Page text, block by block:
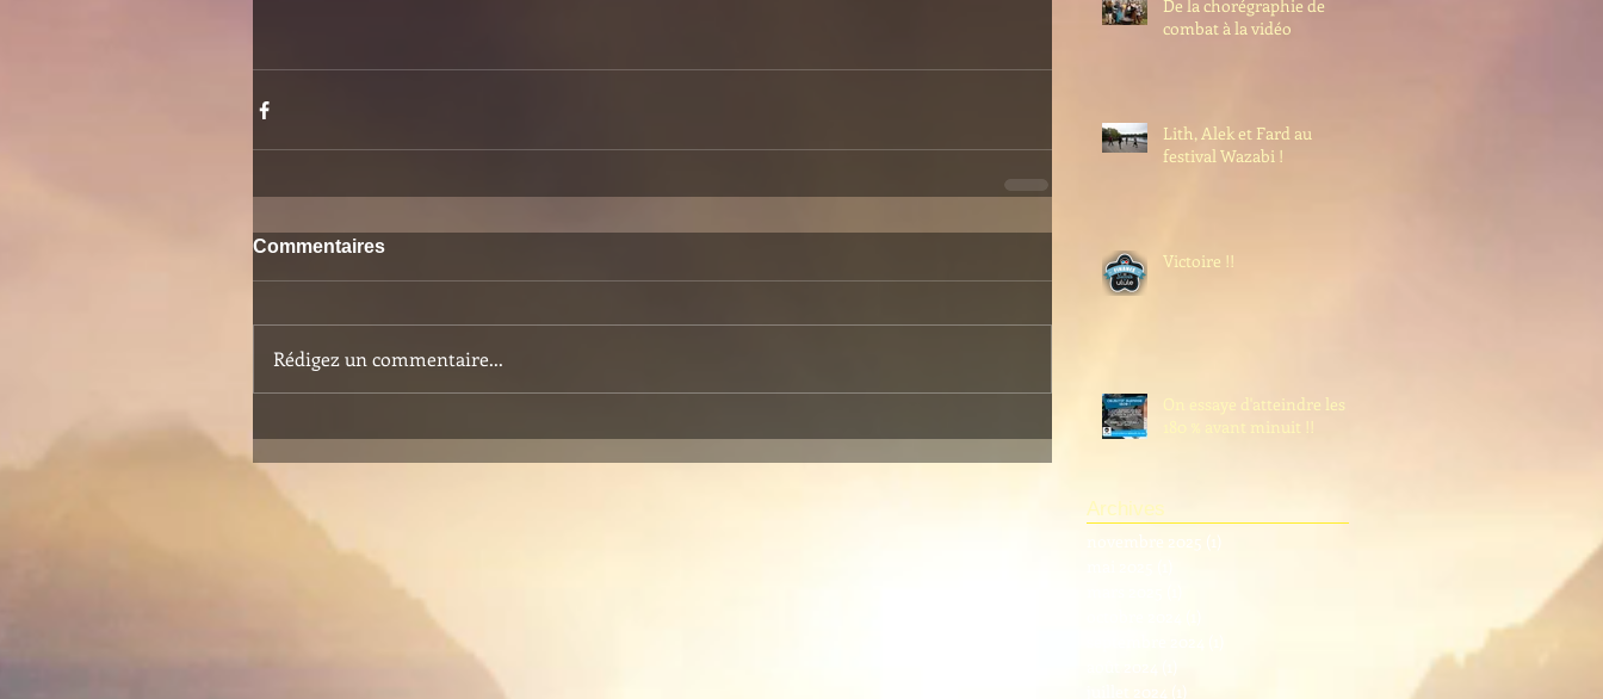
Commentaires
Rédigez un commentaire...
De la chorégraphie de
combat à la vidéo
Lith, Alek et Fard au
festival Wazabi !
Victoire !!
On essaye d'atteindre les
180 % avant minuit !!
Archives
novembre 2025 (1)